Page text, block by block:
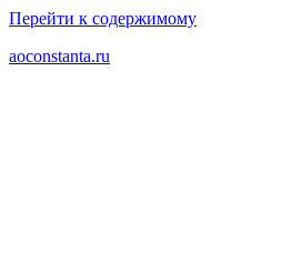
Перейти к содержимому
aoconstanta.ru